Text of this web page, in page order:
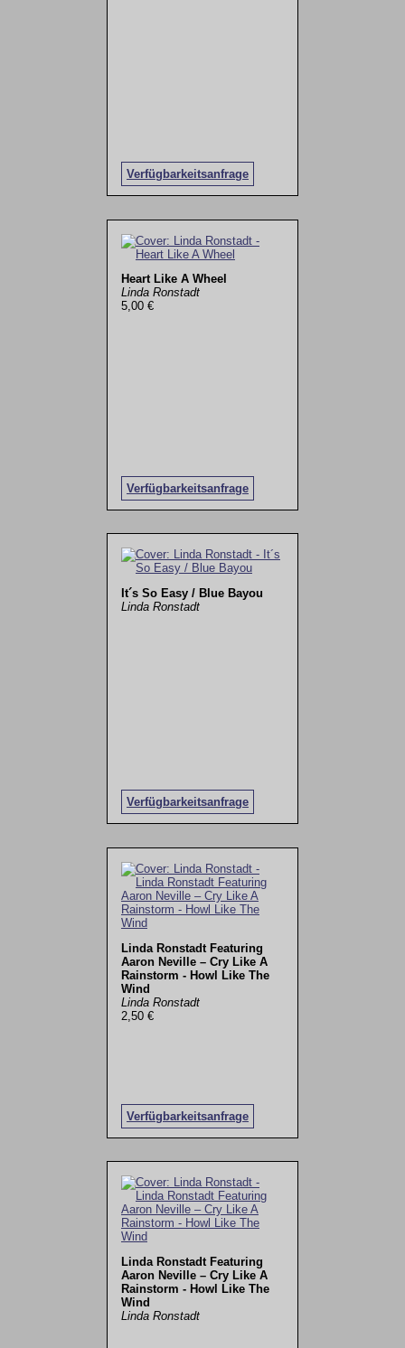
Verfügbarkeitsanfrage
Heart Like A Wheel
Linda Ronstadt
5,00 €
Verfügbarkeitsanfrage
It´s So Easy / Blue Bayou
Linda Ronstadt
Verfügbarkeitsanfrage
Linda Ronstadt Featuring
Aaron Neville – Cry Like A
Rainstorm - Howl Like The
Wind
Linda Ronstadt
2,50 €
Verfügbarkeitsanfrage
Linda Ronstadt Featuring
Aaron Neville – Cry Like A
Rainstorm - Howl Like The
Wind
Linda Ronstadt